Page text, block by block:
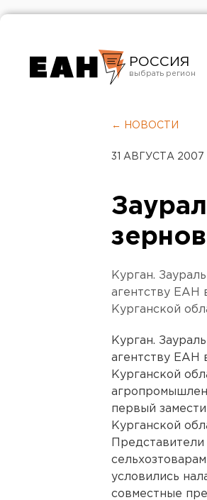
РОССИЯ
Челябинск
← НОВОСТИ
31 АВГУСТА 2007
Курган.
агентству ЕАН
Курганской
Курган.
агентству ЕАН
Курганской
первый
Курганской
условились
совместные